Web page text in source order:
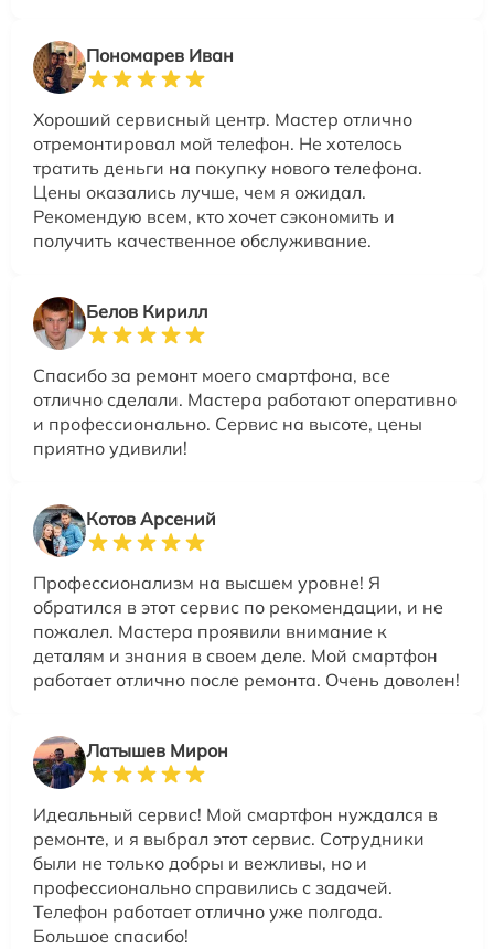
Пономарев Иван
Хороший сервисный центр. Мастер отлично
отремонтировал мой телефон. Не хотелось
тратить деньги на покупку нового телефона.
Цены оказались лучше, чем я ожидал.
Рекомендую всем, кто хочет сэкономить и
получить качественное обслуживание.
Белов Кирилл
Спасибо за ремонт моего смартфона, все
отлично сделали. Мастера работают оперативно
и профессионально. Сервис на высоте, цены
приятно удивили!
Котов Арсений
Профессионализм на высшем уровне! Я
обратился в этот сервис по рекомендации, и не
пожалел. Мастера проявили внимание к
деталям и знания в своем деле. Мой смартфон
работает отлично после ремонта. Очень доволен!
Латышев Мирон
Идеальный сервис! Мой смартфон нуждался в
ремонте, и я выбрал этот сервис. Сотрудники
были не только добры и вежливы, но и
профессионально справились с задачей.
Телефон работает отлично уже полгода.
Большое спасибо!